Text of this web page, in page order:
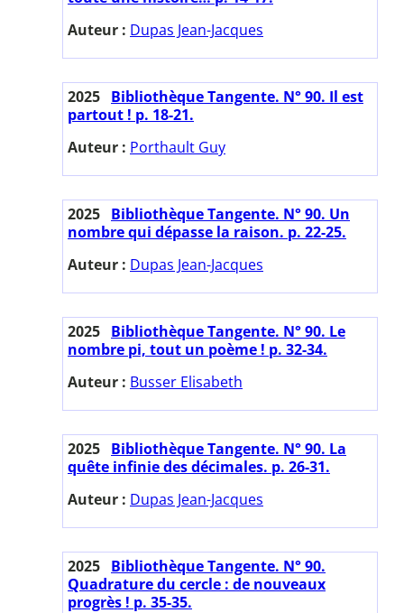
Auteur : Dupas Jean-Jacques
2025 Bibliothèque Tangente. N° 90. Il est
partout ! p. 18-21.
Auteur : Porthault Guy
2025 Bibliothèque Tangente. N° 90. Un
nombre qui dépasse la raison. p. 22-25.
Auteur : Dupas Jean-Jacques
2025 Bibliothèque Tangente. N° 90. Le
nombre pi, tout un poème ! p. 32-34.
Auteur : Busser Elisabeth
2025 Bibliothèque Tangente. N° 90. La
quête infinie des décimales. p. 26-31.
Auteur : Dupas Jean-Jacques
2025 Bibliothèque Tangente. N° 90.
Quadrature du cercle : de nouveaux
progrès ! p. 35-35.